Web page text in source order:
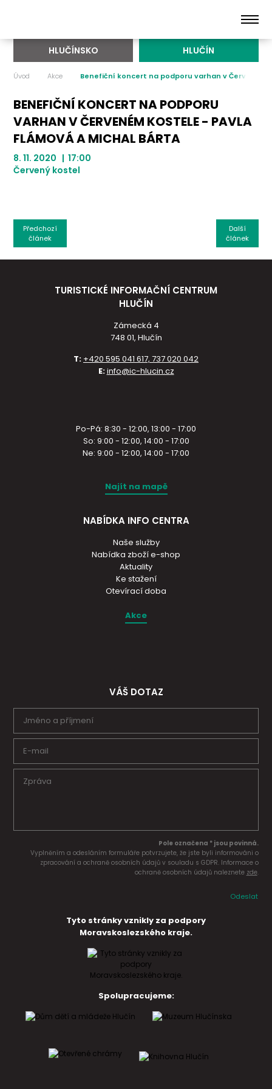
HLUČÍNSKO HLUČÍN
Úvod Akce Benefiční koncert na podporu varhan v Červeném
BENEFIČNÍ KONCERT NA PODPORU
VARHAN V ČERVENÉM KOSTELE - PAVLA
FLÁMOVÁ A MICHAL BÁRTA
8. 11. 2020 | 17:00
Červený kostel
Další
článek
Předchozí
článek
TURISTICKÉ INFORMAČNÍ CENTRUM
HLUČÍN
Zámecká 4
748 01, Hlučín
T: +420 595 041 617, 737 020 042
E:info@ic-hlucin.cz
Po-Pá: 8:30 - 12:00, 13:00 - 17:00
So: 9:00 - 12:00, 14:00 - 17:00
Ne: 9:00 - 12:00, 14:00 - 17:00
Najít na mapě
NABÍDKA INFO CENTRA
Naše služby
Nabídka zboží e-shop
Aktuality
Ke stažení
Otevírací doba
Akce
VÁŠ DOTAZ
Pole označena * jsou povinná.
Vyplněním a odesláním formuláře potvrzujete, že jste byli informováni o
zpracování a ochraně osobních údajů v souladu s GDPR. Informace o
ochraně osobních údajů naleznete zde.
Odeslat
Tyto stránky vznikly za podpory
Moravskoslezského kraje.
Spolupracujeme: